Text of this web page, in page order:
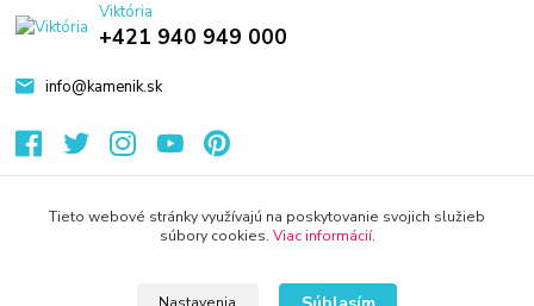
Viktória
+421 940 949 000
info@kamenik.sk
Eshop-rychlo.sk
Tieto webové stránky využívajú na poskytovanie svojich služieb
súbory cookies. Viac informácií.